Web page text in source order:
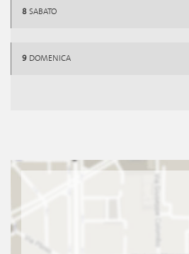
8 SABATO
9 DOMENICA